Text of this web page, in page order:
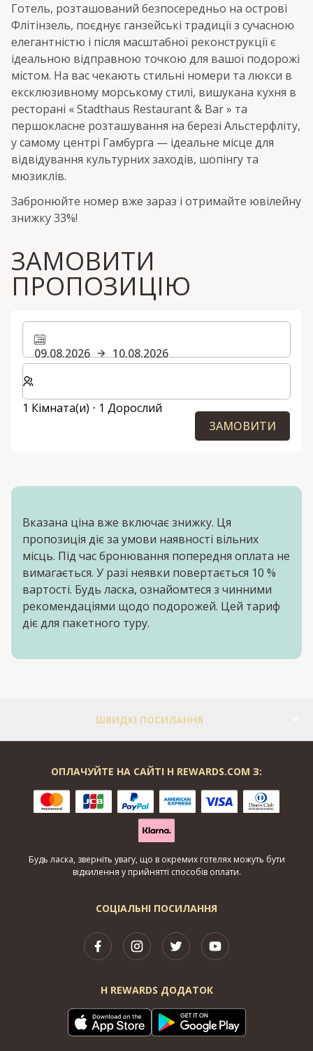
Готель, розташований безпосередньо на острові
Флітінзель, поєднує ганзейські традиції з сучасною
елегантністю і після масштабної реконструкції є
ідеальною відправною точкою для вашої подорожі
містом. На вас чекають стильні номери та люкси в
ексклюзивному морському стилі, вишукана кухня в
ресторані « Stadthaus Restaurant & Bar » та
першокласне розташування на березі Альстерфліту,
у самому центрі Гамбурга — ідеальне місце для
відвідування культурних заходів, шопінгу та
мюзиклів.
Забронюйте номер вже зараз і отримайте ювілейну
знижку 33%!
ЗАМОВИТИ
ПРОПОЗИЦІЮ
09.08.2026
10.08.2026
Виберіть кількість кімнат та гостей для вашого
1 Кімната(и) ⋅ 1 Дорослий
ЗАМОВИТИ
Вказана ціна вже включає знижку. Ця
пропозиція діє за умови наявності вільних
місць. Під час бронювання попередня оплата не
вимагається. У разі неявки повертається 10 %
вартості. Будь ласка, ознайомтеся з чинними
рекомендаціями щодо подорожей. Цей тариф
діє для пакетного туру.
ШВИДКІ ПОСИЛАННЯ
СОЦІАЛЬНІ ПОСИЛАННЯ
H REWARDS ДОДАТОК
ОПЛАЧУЙТЕ НА САЙТІ H REWARDS.COM З:
Будь ласка, зверніть увагу, що в окремих готелях можуть бути
відхилення у прийнятті способів оплати.